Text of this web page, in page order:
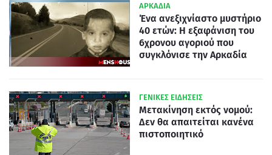
ΑΡΚΑΔΙΑ
Ένα ανεξιχνίαστο μυστήριο
40 ετών: Η εξαφάνιση του
6χρονου αγοριού που
συγκλόνισε την Αρκαδία
ΓΕΝΙΚΕΣ ΕΙΔΗΣΕΙΣ
Μετακίνηση εκτός νομού:
Δεν θα απαιτείται κανένα
πιστοποιητικό